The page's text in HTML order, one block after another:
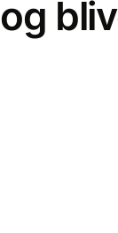
og